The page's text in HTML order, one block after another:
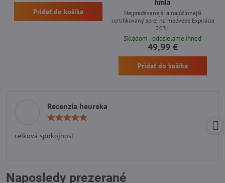
Pridať do košíka
hmla
Najpredávanejší a najúčinnejší
certifikovaný sprej na medvede Expirácia
2031
Skladom - odosielame ihneď
49,99 €
Pridať do košíka
Recenzia heureka
celková spokojnosť
Naposledy prezerané